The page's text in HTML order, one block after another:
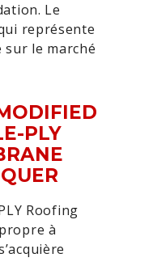
Le
représente
le marché
PLY
Roofing
à